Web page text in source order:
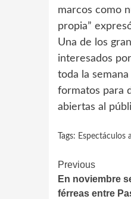
marcos como
propia”
Una de los
interesados
toda la
formatos para
abiertas al
Tags: Espectáculos
Continue
Reading
Previous
En noviembre
férreas entre